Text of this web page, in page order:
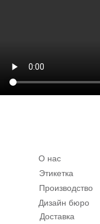
О нас
Этикетка
Производство
Дизайн бюро
Доставка